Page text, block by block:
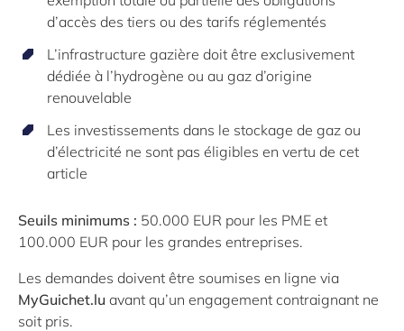
d’accès des tiers ou des tarifs réglementés
L’infrastructure gazière doit être exclusivement
dédiée à l’hydrogène ou au gaz d’origine
renouvelable
Les investissements dans le stockage de gaz ou
d’électricité ne sont pas éligibles en vertu de cet
article
Seuils minimums : 50.000 EUR pour les PME et
100.000 EUR pour les grandes entreprises.
Les demandes doivent être soumises en ligne via
MyGuichet.lu avant qu’un engagement contraignant ne
soit pris.